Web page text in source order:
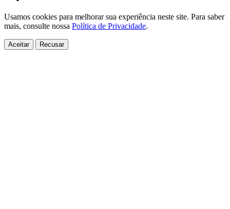
Usamos cookies para melhorar sua experiência neste site. Para saber
mais, consulte nossa Política de Privacidade.
Aceitar Recusar